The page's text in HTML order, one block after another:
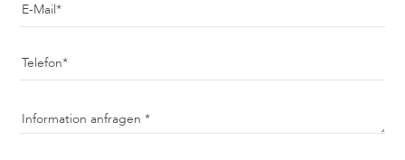
E-Mail
Telefon
Information anfragen